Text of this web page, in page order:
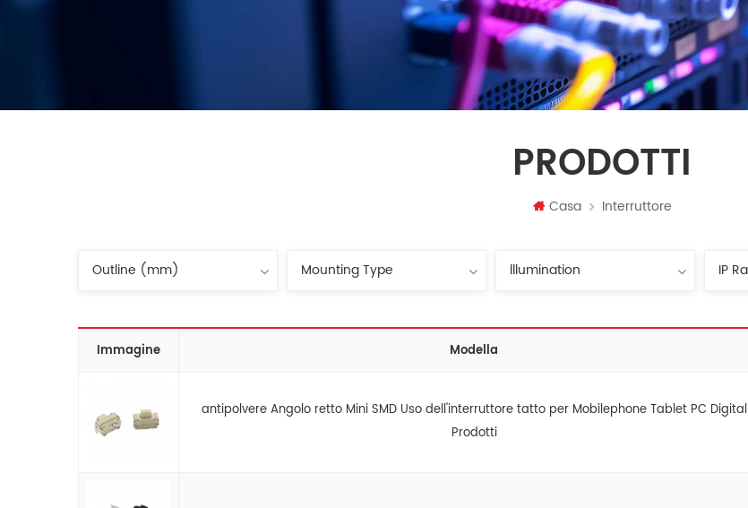
PRODOTTI
Casa Interruttore
Immagine Modella
antipolvere Angolo retto Mini SMD Uso dell'interruttore tatto per Mobilephone Tablet PC Digital
Prodotti